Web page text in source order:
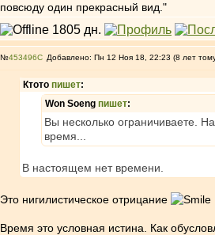
повсюду один прекрасный вид."
№453496 Добавлено: Пн 12 Ноя 18, 22:23 (8 лет
Ктото пишет:
Won Soeng пишет:
Вы несколько ограничиваете.
время...
В настоящем нет времени.
Это нигилистическое отрицание
Время это условная истина. Как